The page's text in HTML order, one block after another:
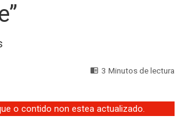
3 Minutos de lectura
o contido non estea actualizado.